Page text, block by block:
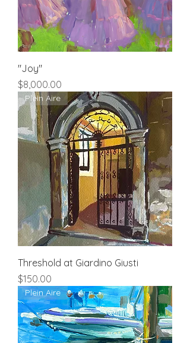
"Joy"
Price
$8,000.00
Plein Aire
Threshold at Giardino Giusti
Price
$150.00
Plein Aire